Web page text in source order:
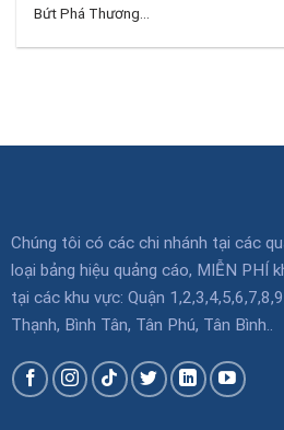
Bứt Phá Thương...
Chúng tôi có các chi nhánh tại các
loại bảng hiệu quảng cáo, MIỄN PHÍ
tại các khu vực: Quận
Thạnh, Bình Tân, Tân Phú, Tân Bình..